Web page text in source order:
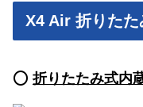
X4 Air 折りた
⭕️ 折りたたみ式内